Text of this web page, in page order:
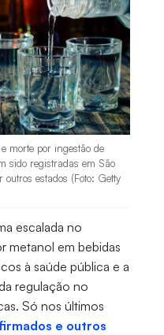
morte por ingestão de
sido registradas em São
estados (Foto: Getty
escalada no
metanol em bebidas
à saúde pública e a
regulação no
Só nos últimos
e outros